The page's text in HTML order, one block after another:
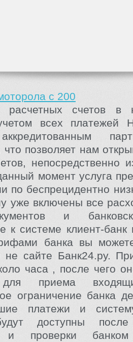
с 200
расчетных счетов
всех платежей
что позволяет нам
непосредственно
момент услуга
по беспрецидентно
уже включены все
и
к системе клиент-банк
банка вы можете
сайте Банк24.ру.
часа , после чего
для приема
ограничение банка
платежи и
доступны после
и проверки банком